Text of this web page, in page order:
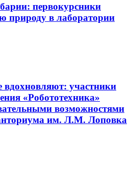
первокурсники
в лаборатории
вдохновляют: участники
«Робототехника»
возможностями
им. Л.М. Лоповка